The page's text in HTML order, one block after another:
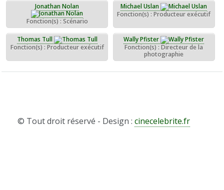
Jonathan Nolan
Fonction(s) : Scénario
Michael Uslan
Fonction(s) : Producteur exécutif
Thomas Tull
Fonction(s) : Producteur exécutif
Wally Pfister
Fonction(s) : Directeur de la
photographie
© Tout droit réservé - Design :cinecelebrite.fr